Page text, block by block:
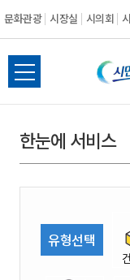
문화관광 시장실 시의회
전
체
뉴
열
한눈에 서비스
유형선택